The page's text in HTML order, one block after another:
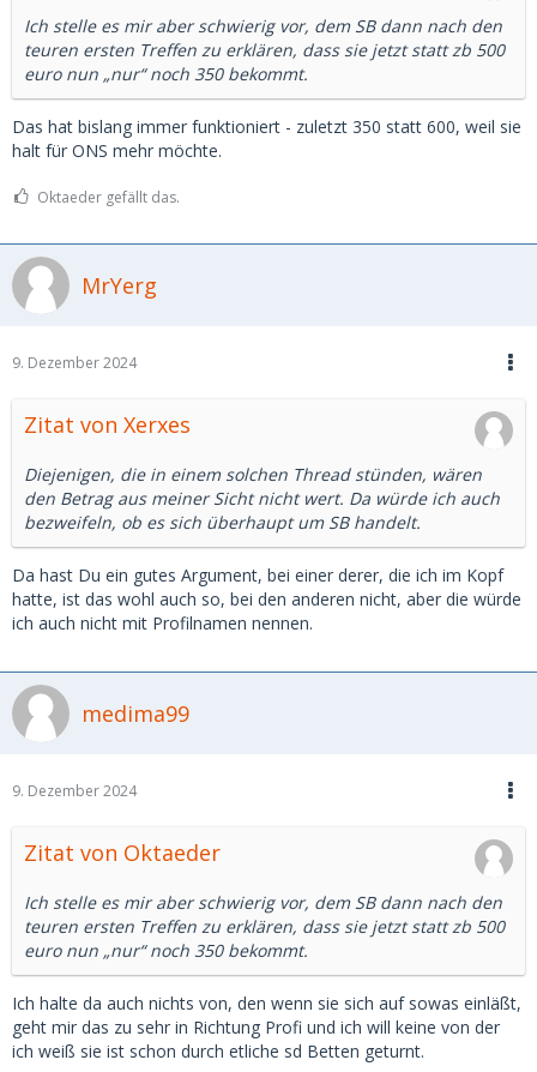
Ich stelle es mir aber schwierig vor, dem SB dann nach den
teuren ersten Treffen zu erklären, dass sie jetzt statt zb 500
euro nun „nur“ noch 350 bekommt.
Das hat bislang immer funktioniert - zuletzt 350 statt 600, weil sie
halt für ONS mehr möchte.
Oktaeder gefällt das.
MrYerg
9. Dezember 2024
Zitat von Xerxes
Diejenigen, die in einem solchen Thread stünden, wären
den Betrag aus meiner Sicht nicht wert. Da würde ich auch
bezweifeln, ob es sich überhaupt um SB handelt.
Da hast Du ein gutes Argument, bei einer derer, die ich im Kopf
hatte, ist das wohl auch so, bei den anderen nicht, aber die würde
ich auch nicht mit Profilnamen nennen.
medima99
9. Dezember 2024
Zitat von Oktaeder
Ich stelle es mir aber schwierig vor, dem SB dann nach den
teuren ersten Treffen zu erklären, dass sie jetzt statt zb 500
euro nun „nur“ noch 350 bekommt.
Ich halte da auch nichts von, den wenn sie sich auf sowas einläßt,
geht mir das zu sehr in Richtung Profi und ich will keine von der
ich weiß sie ist schon durch etliche sd Betten geturnt.